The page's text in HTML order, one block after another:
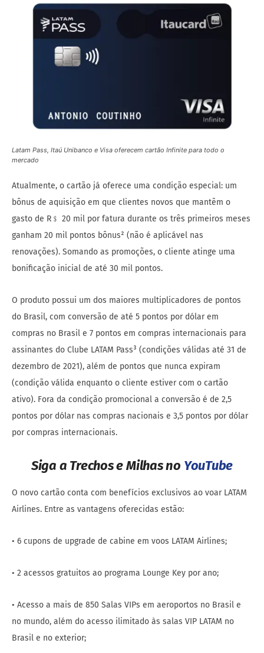
Latam Pass, Itaú Unibanco e Visa oferecem cartão Infinite para todo o
mercado
Atualmente, o cartão já oferece uma condição especial: um
bônus de aquisição em que clientes novos que mantêm o
gasto de R﹩ 20 mil por fatura durante os três primeiros meses
ganham 20 mil pontos bônus² (não é aplicável nas
renovações). Somando as promoções, o cliente atinge uma
bonificação inicial de até 30 mil pontos.
O produto possui um dos maiores multiplicadores de pontos
do Brasil, com conversão de até 5 pontos por dólar em
compras no Brasil e 7 pontos em compras internacionais para
assinantes do Clube LATAM Pass³ (condições válidas até 31 de
dezembro de 2021), além de pontos que nunca expiram
(condição válida enquanto o cliente estiver com o cartão
ativo). Fora da condição promocional a conversão é de 2,5
pontos por dólar nas compras nacionais e 3,5 pontos por dólar
por compras internacionais.
Siga a Trechos e Milhas no YouTube
O novo cartão conta com benefícios exclusivos ao voar LATAM
Airlines. Entre as vantagens oferecidas estão:
• 6 cupons de upgrade de cabine em voos LATAM Airlines;
• 2 acessos gratuitos ao programa Lounge Key por ano;
• Acesso a mais de 850 Salas VIPs em aeroportos no Brasil e
no mundo, além do acesso ilimitado às salas VIP LATAM no
Brasil e no exterior;